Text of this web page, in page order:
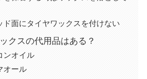
ド面にタイヤワックスを付けない
クスの代用品はある？
ンオイル
オール